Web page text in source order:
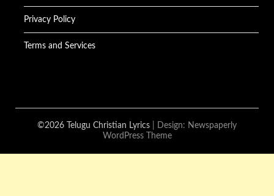
Privacy Policy
Terms and Services
©2026 Telugu Christian Lyrics | Design: Newspaperly
WordPress Theme